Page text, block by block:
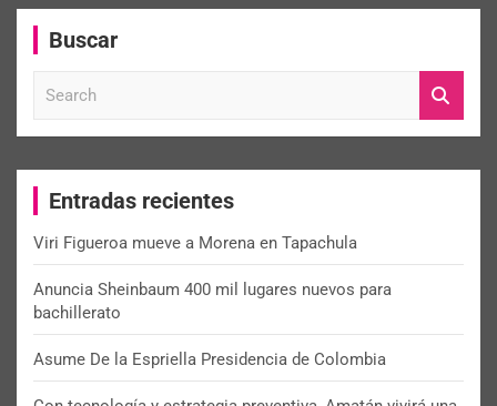
Buscar
c
Entradas recientes
Viri Figueroa mueve a Morena en Tapachula
Anuncia Sheinbaum 400 mil lugares nuevos para
bachillerato
Asume De la Espriella Presidencia de Colombia